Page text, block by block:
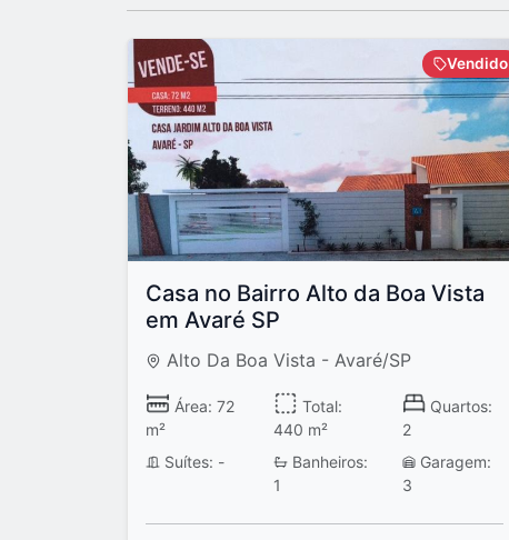
Vendido
Casa no Bairro Alto da Boa Vista
em Avaré SP
Alto Da Boa Vista - Avaré/SP
Área: 72
m²
Total:
440 m²
Quartos:
2
Suítes: -
Banheiros:
1
Garagem:
3